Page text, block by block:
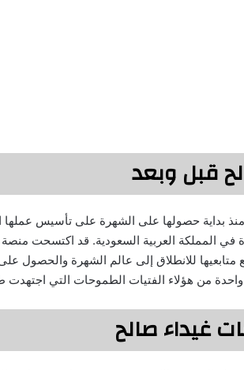
قبل وبعد
بداية حصولها على الشهرة على تأسيس
في المملكة العربية السعودية. قد اكتسحت
متابعيها للانطلاق إلى عالم الشهرة والحصول
واحدة من هؤلاء الفتيات الطموحات التي
غيداء صالح